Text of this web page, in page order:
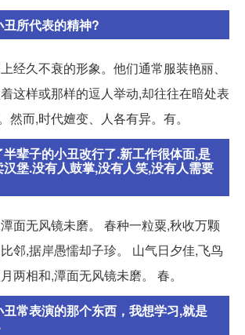
所代表的精神?
经久不衰的形象。他们通常服装艳丽、
这样或那样的逗人举动,却往往在暗处表
然而,时代嬗变、人各有异。有。
辈子的小丑改行了.新工作很体面,是
堡.没有人鼓掌,没有人笑,没有人需要
面无风镜未磨。 春种一粒粟,秋收万颗
邻,据岸愚懦却子珍。 山气日夕佳,飞鸟
两相和,潭面无风镜未磨。 春。
常表演的那个东西，我想学习,就是